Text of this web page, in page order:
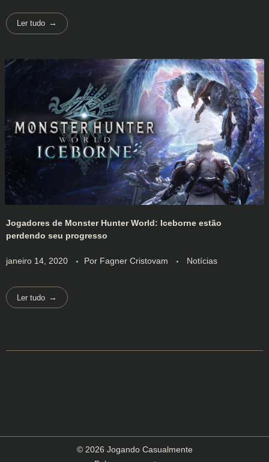
Ler tudo
Jogadores de Monster Hunter World: Iceborne estão
perdendo seu progresso
janeiro 14, 2020 Por Fagner Cristovam Notícias
Ler tudo
© 2026 Jogando Casualmente